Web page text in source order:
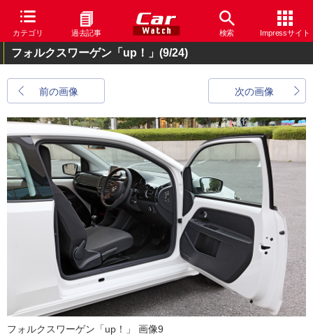
カテゴリ 過去記事 検索 Impressサイト
フォルクスワーゲン「up！」 (9/24)
前の画像 次の画像
フォルクスワーゲン「up！」 画像9